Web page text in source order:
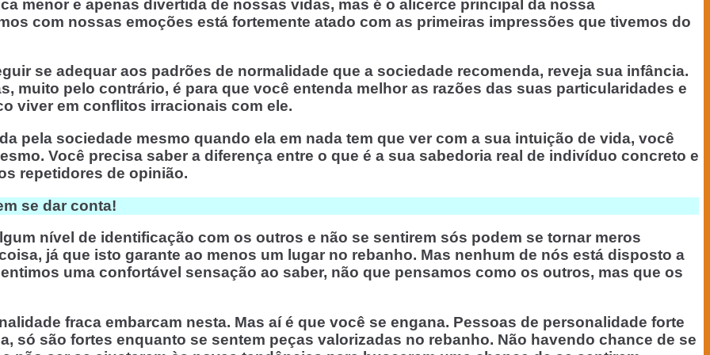
menor e apenas divertida de nossas vidas, mas é o alicerce principal da nossa
com nossas emoções está fortemente atado com as primeiras impressões que tivemos do
se adequar aos padrões de normalidade que a sociedade recomenda, reveja sua infância.
muito pelo contrário, é para que você entenda melhor as razões das suas particularidades e
viver em conflitos irracionais com ele.
pela sociedade mesmo quando ela em nada tem que ver com a sua intuição de vida, você
Você precisa saber a diferença entre o que é a sua sabedoria real de indivíduo concreto e
repetidores de opinião.
se dar conta!
nível de identificação com os outros e não se sentirem sós podem se tornar meros
já que isto garante ao menos um lugar no rebanho. Mas nenhum de nós está disposto a
uma confortável sensação ao saber, não que pensamos como os outros, mas que os
fraca embarcam nesta. Mas aí é que você se engana. Pessoas de personalidade forte
só são fortes enquanto se sentem peças valorizadas no rebanho. Não havendo chance de se